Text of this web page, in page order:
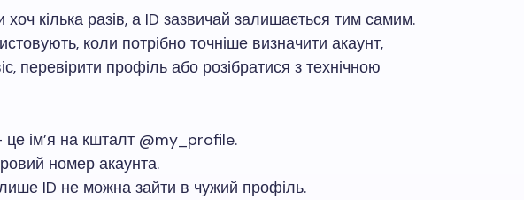
хоч кілька разів, а ID зазвичай залишається тим самим.
коли потрібно точніше визначити акаунт,
перевірити профіль або розібратися з технічною
ім’я на кшталт @my_profile.
номер акаунта.
ID не можна зайти в чужий профіль.